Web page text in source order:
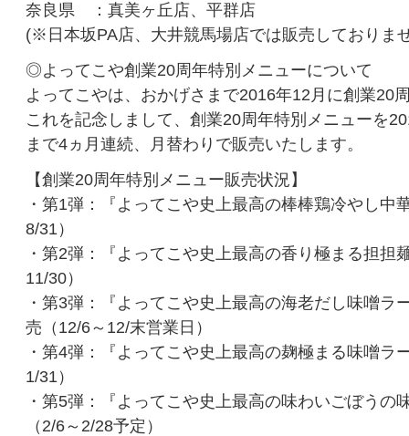
奈良県 ：真美ヶ丘店、平群店
(※日本坂PA店、大井競馬場店では販売しておりま
◎よってこや創業20周年特別メニューについて
よってこやは、おかげさまで2016年12月に創業20
これを記念しまして、創業20周年特別メニューを
まで4ヵ月連続、月替わりで販売いたします。
【創業20周年特別メニュー販売状況】
・第1弾：『よってこや史上最高の棒棒鶏冷やし
8/31）
・第2弾：『よってこや史上最高の香り極まる担
11/30）
・第3弾：『よってこや史上最高の海老だし味噌
売（12/6～12/末営業日）
・第4弾：『よってこや史上最高の麹極まる味噌
1/31）
・第5弾：『よってこや史上最高の味わいごぼう
（2/6～2/28予定）